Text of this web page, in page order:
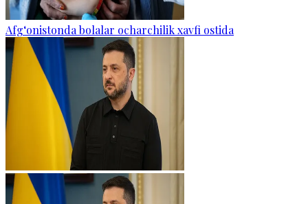
Afg‘onistonda bolalar ocharchilik xavfi ostida